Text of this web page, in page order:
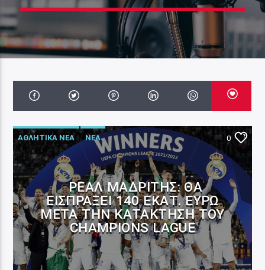
ΑΘΛΗΤΙΚΑ ΝΕΑ ΝΕΑ 0
ΡΕΆΛ ΜΑΔΡΊΤΗΣ: ΘΑ
ΕΙΣΠΡΆΞΕΙ 140 ΕΚΑΤ. ΕΥΡΏ
ΜΕΤΆ ΤΗΝ ΚΑΤΆΚΤΗΣΗ ΤΟΥ
CHAMPIONS LAGUE